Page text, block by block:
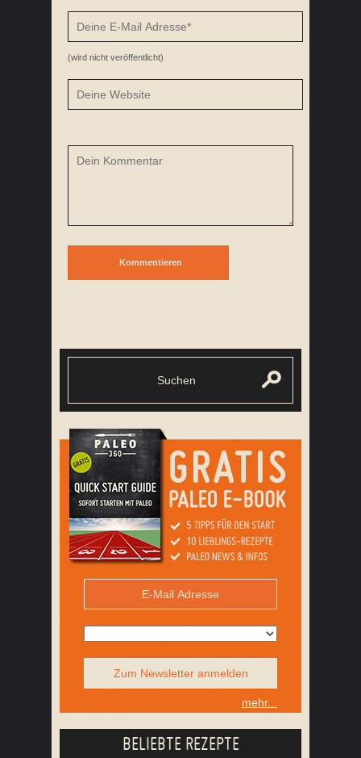
(wird nicht veröffentlicht)
Zum Newsletter anmelden
mehr...
BELIEBTE REZEPTE